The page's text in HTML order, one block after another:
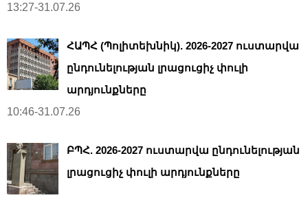
13:27-31.07.26
ՀԱՊՀ (Պոլիտեխնիկ). 2026-2027 ուստարվա
ընդունելության լրացուցիչ փուլի
արդյունքները
10:46-31.07.26
ԲՊՀ. 2026-2027 ուստարվա ընդունելության
լրացուցիչ փուլի արդյունքները